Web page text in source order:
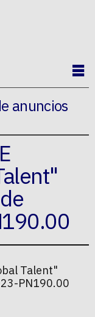
anuncios
Talent"
PN190.00